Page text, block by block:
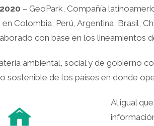
– GeoPark, Compañía
Colombia, Perú, Argentina, Brasil,
con base en los lineamientos
ambiental, social y de gobierno
sostenible de los países en donde
Al igual